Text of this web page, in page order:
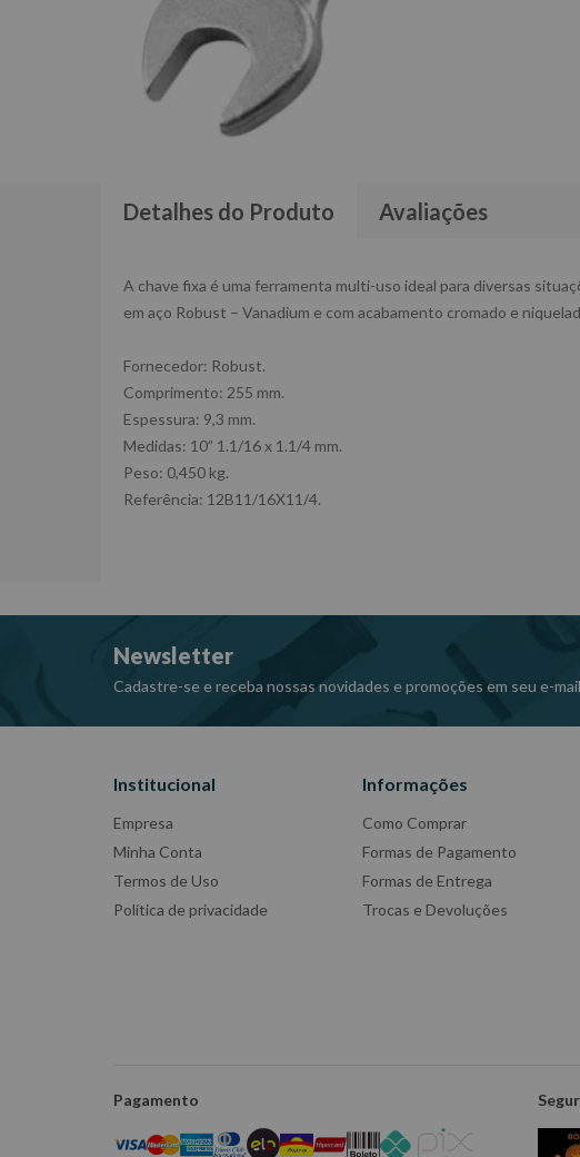
Detalhes do Produto Avaliações
A chave fixa é uma ferramenta multi-uso ideal para diversas
em aço Robust – Vanadium e com acabamento cromado e
Fornecedor: Robust.
Comprimento: 255 mm.
Espessura: 9,3 mm.
Medidas: 10” 1.1/16 x 1.1/4 mm.
Peso: 0,450 kg.
Referência: 12B11/16X11/4.
Newsletter
Cadastre-se e receba nossas novidades e promoções em seu e-
Institucional
Empresa
Minha Conta
Termos de Uso
Política de privacidade
Informações
Como Comprar
Formas de Pagamento
Formas de Entrega
Trocas e Devoluções
Pagamento